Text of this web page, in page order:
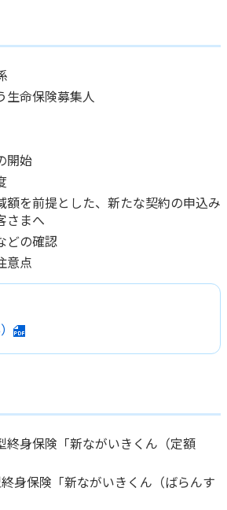
情報等の確認の取り組み
知らせ
イフサービス
約款（Web約款）
れ
法
んぽの健康と安心を手のひらに～
なの体操
テナビリティ
客さまサービス向上の取組み
ョン
生命保険募集人
開始
額を前提とした、新たな契約の申込み
さまへ
どの確認
意点
終身保険「新ながいきくん（定額
身保険「新ながいきくん（ばらんす